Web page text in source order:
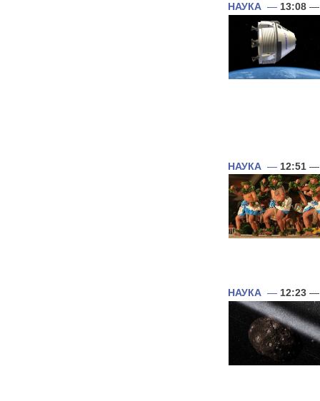
НАУКА — 13:08 —
НАУКА — 12:51 —
НАУКА — 12:23 —